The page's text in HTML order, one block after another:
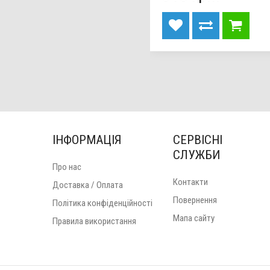
ІНФОРМАЦІЯ
Про нас
Доставка / Оплата
Політика конфіденційності
Правила використання
СЕРВІСНІ
СЛУЖБИ
Контакти
Повернення
Мапа сайту